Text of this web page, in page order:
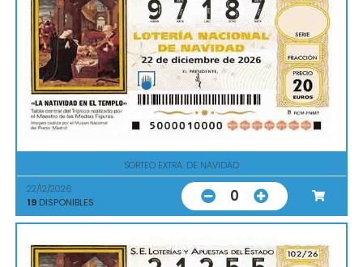
SORTEO EXTRA. DE NAVIDAD
22/12/2026
19 DISPONIBLES 0